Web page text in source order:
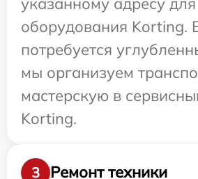
оборудования Korting.
потребуется
мы организуем
мастерскую в
Korting.
3
Ремонт техники